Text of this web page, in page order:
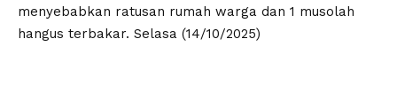
menyebabkan ratusan rumah warga dan 1 musolah
hangus terbakar. Selasa (14/10/2025)